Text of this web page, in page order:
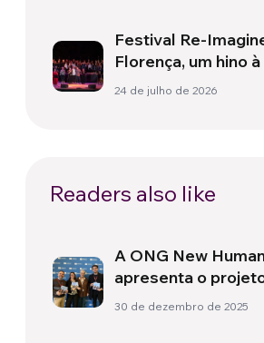
Festival Re-
Florença, um hino à
24 de julho de 2026
Readers also like
A ONG New
apresenta o
M.E.D.I.T.erraNEW
30 de dezembro de 2025